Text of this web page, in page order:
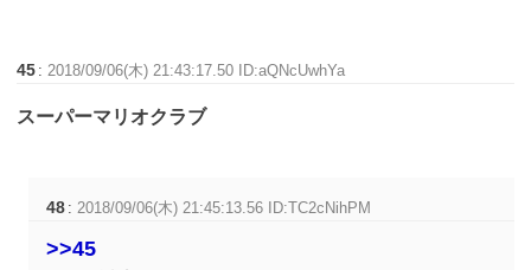
45 : 2018/09/06(木) 21:43:17.50 ID:aQNcUwhYa
スーパーマリオクラブ
48 : 2018/09/06(木) 21:45:13.56 ID:TC2cNihPM
>>45